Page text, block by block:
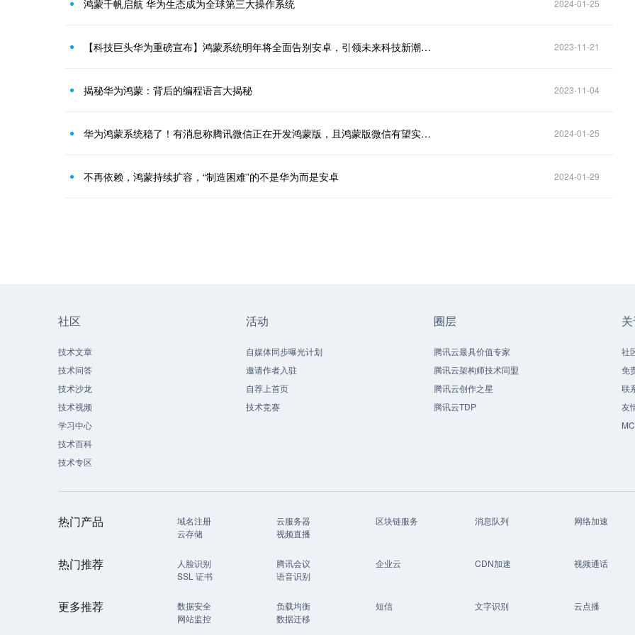
鸿蒙千帆启航 华为生态成为全球第三大操作系统 2024-01-25
【科技巨头华为重磅宣布】鸿蒙系统明年将全面告别安卓，引领未来科技新潮流！ 2023-11-21
揭秘华为鸿蒙：背后的编程语言大揭秘 2023-11-04
华为鸿蒙系统稳了！有消息称腾讯微信正在开发鸿蒙版，且鸿蒙版微信有望实现系统级推送 2024-01-25
不再依赖，鸿蒙持续扩容，“制造困难”的不是华为而是安卓 2024-01-29
社区
技术文章
技术问答
技术沙龙
技术视频
学习中心
技术百科
技术专区
活动
自媒体同步曝光计划
邀请作者入驻
自荐上首页
技术竞赛
圈层
腾讯云最具价值专家
腾讯云架构师技术同盟
腾讯云创作之星
腾讯云TDP
社
免
联
友
热门产品 域名注册 云服务器 区块链服务 消息队列
网络加速
云存储
视频直播
热门推荐 人脸识别 腾讯会议 企业云 CDN加速
视频通话
SSL 证书
语音识别
更多推荐 数据安全 负载均衡 短信 文字识别
云点播
网站监控
数据迁移